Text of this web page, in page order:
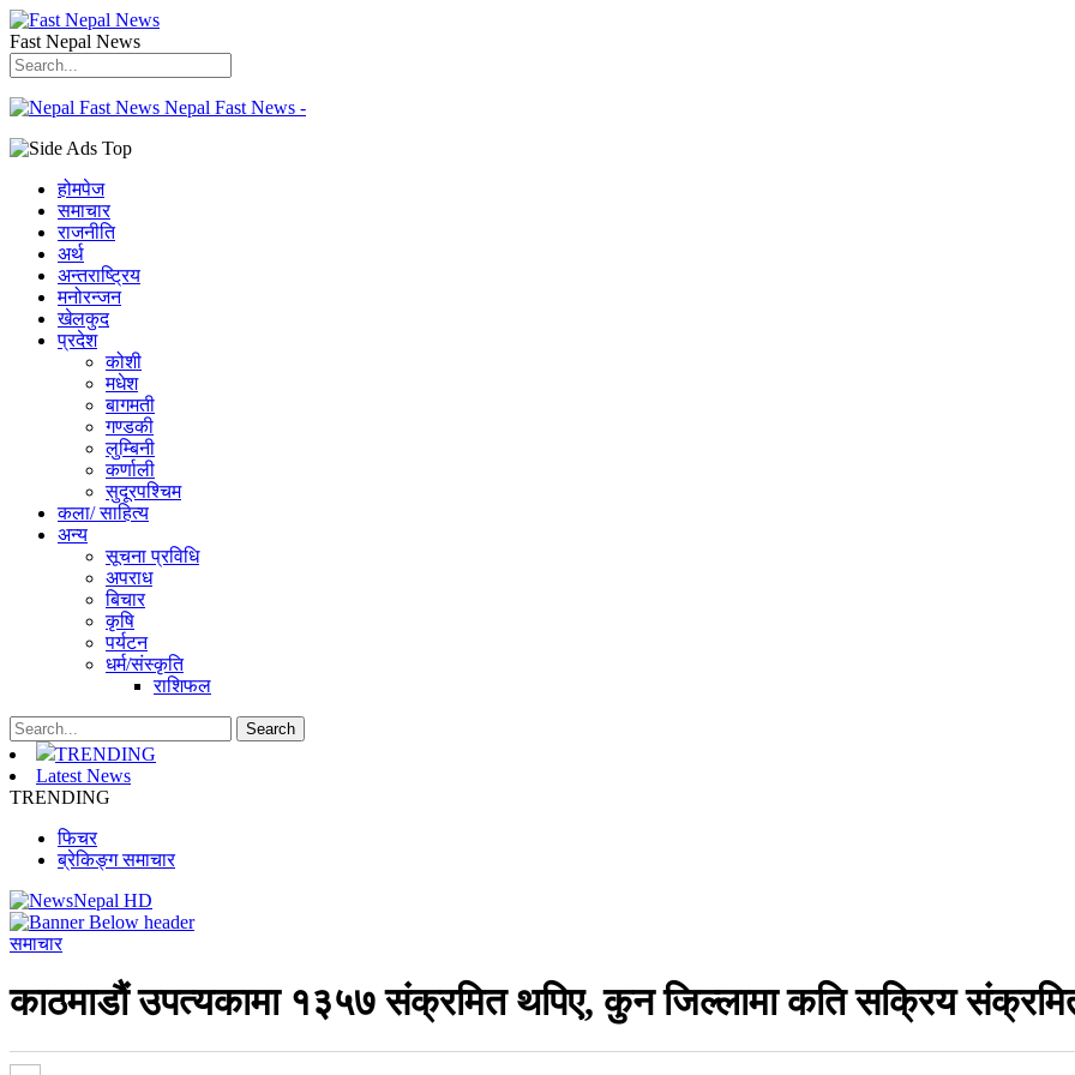
Fast Nepal News
Nepal Fast News -
होमपेज
समाचार
राजनीति
अर्थ
अन्तराष्ट्रिय
मनोरन्जन
खेलकुद
प्रदेश
कोशी
मधेश
बागमती
गण्डकी
लुम्बिनी
कर्णाली
सुदूरपश्चिम
कला/ साहित्य
अन्य
सूचना प्रविधि
अपराध
बिचार
कृषि
पर्यटन
धर्म/संस्कृति
राशिफल
TRENDING
Latest News
TRENDING
फिचर
ब्रेकिङ्ग समाचार
समाचार
काठमाडौं उपत्यकामा १३५७ संक्रमित थपिए, कुन जिल्लामा कति सक्रिय